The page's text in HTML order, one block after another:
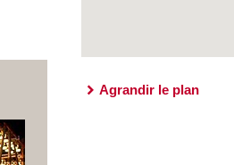
Agrandir le plan